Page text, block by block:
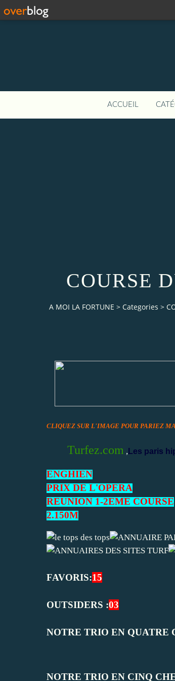
ACCUEIL
COURSE
A MOI LA FORTUNE > Categories >
CLIQUEZ SUR L'IMAGE POUR PARIEZ
Turfez.com , Les paris
ENGHIEN
PRIX DE L'OPERA
REUNION 1-2EME COURSE
2.150M
FAVORIS:15
OUTSIDERS :03
NOTRE TRIO EN QUATRE
NOTRE TRIO EN CINQ